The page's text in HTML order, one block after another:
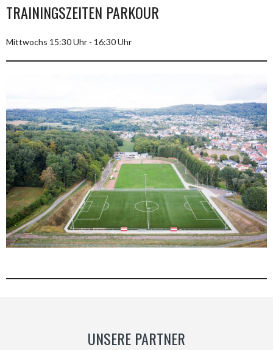
TRAININGSZEITEN PARKOUR
Mittwochs 15:30 Uhr - 16:30 Uhr
UNSERE PARTNER